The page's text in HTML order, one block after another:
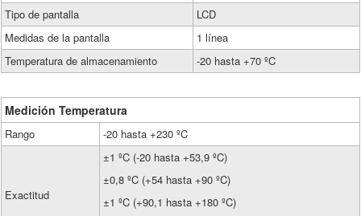
Tipo de pantalla
LCD
Medidas de la pantalla
1 línea
Temperatura de almacenamiento
-20 hasta +70 ºC
Medición Temperatura
Rango -20 hasta +230 ºC
Exactitud
±1 ºC (-20 hasta +53,9 ºC)
±0,8 ºC (+54 hasta +90 ºC)
±1 ºC (+90,1 hasta +180 ºC)